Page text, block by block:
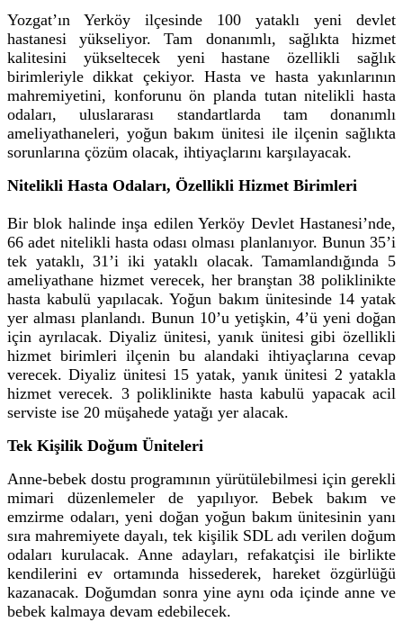
Yozgat’ın Yerköy ilçesinde 100 yataklı yeni devlet
hastanesi yükseliyor. Tam donanımlı, sağlıkta hizmet
kalitesini yükseltecek yeni hastane özellikli sağlık
birimleriyle dikkat çekiyor. Hasta ve hasta yakınlarının
mahremiyetini, konforunu ön planda tutan nitelikli hasta
odaları, uluslararası standartlarda tam donanımlı
ameliyathaneleri, yoğun bakım ünitesi ile ilçenin sağlıkta
sorunlarına çözüm olacak, ihtiyaçlarını karşılayacak.
Nitelikli Hasta Odaları, Özellikli Hizmet Birimleri
Bir blok halinde inşa edilen Yerköy Devlet Hastanesi’nde,
66 adet nitelikli hasta odası olması planlanıyor. Bunun 35’i
tek yataklı, 31’i iki yataklı olacak. Tamamlandığında 5
ameliyathane hizmet verecek, her branştan 38 poliklinikte
hasta kabulü yapılacak. Yoğun bakım ünitesinde 14 yatak
yer alması planlandı. Bunun 10’u yetişkin, 4’ü yeni doğan
için ayrılacak. Diyaliz ünitesi, yanık ünitesi gibi özellikli
hizmet birimleri ilçenin bu alandaki ihtiyaçlarına cevap
verecek. Diyaliz ünitesi 15 yatak, yanık ünitesi 2 yatakla
hizmet verecek. 3 poliklinikte hasta kabulü yapacak acil
serviste ise 20 müşahede yatağı yer alacak.
Tek Kişilik Doğum Üniteleri
Anne-bebek dostu programının yürütülebilmesi için gerekli
mimari düzenlemeler de yapılıyor. Bebek bakım ve
emzirme odaları, yeni doğan yoğun bakım ünitesinin yanı
sıra mahremiyete dayalı, tek kişilik SDL adı verilen doğum
odaları kurulacak. Anne adayları, refakatçisi ile birlikte
kendilerini ev ortamında hissederek, hareket özgürlüğü
kazanacak. Doğumdan sonra yine aynı oda içinde anne ve
bebek kalmaya devam edebilecek.